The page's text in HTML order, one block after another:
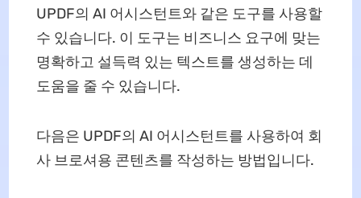
UPDF의 AI 어시스턴트와 같은 도구를 사용할
수 있습니다. 이 도구는 비즈니스 요구에 맞는
명확하고 설득력 있는 텍스트를 생성하는 데
도움을 줄 수 있습니다.
다음은 UPDF의 AI 어시스턴트를 사용하여 회
사 브로셔용 콘텐츠를 작성하는 방법입니다.